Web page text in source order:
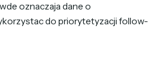
oznaczaja dane o
do priorytetyzacji follow-